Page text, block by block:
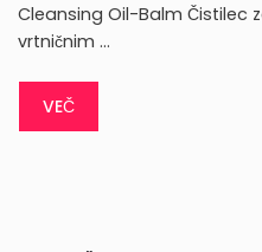
Cleansing Oil-Balm Čistilec
vrtničnim …
VEČ